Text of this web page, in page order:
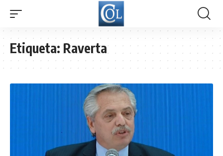
Etiqueta:Raverta